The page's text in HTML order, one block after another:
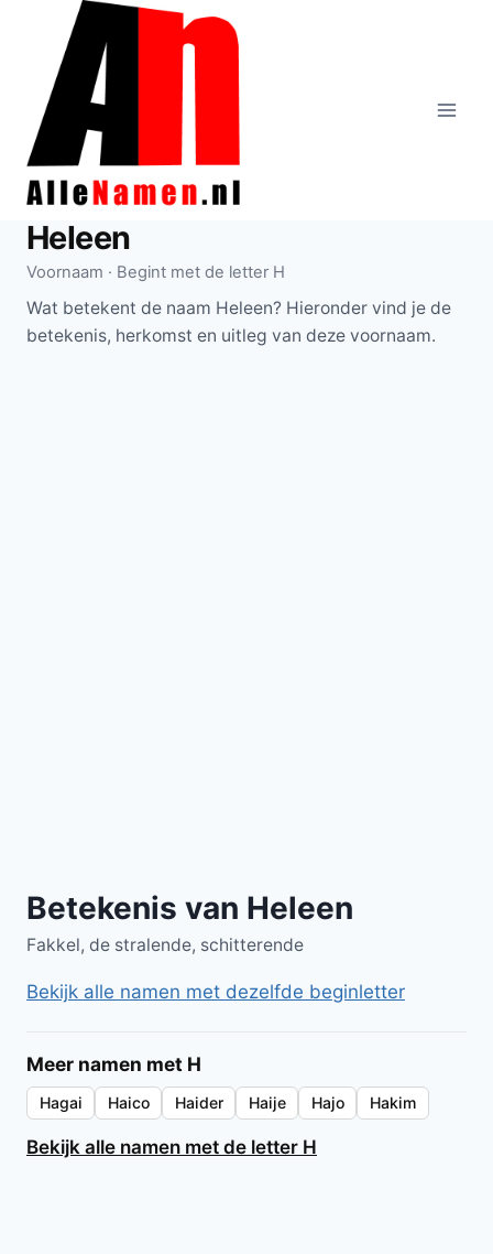
Doorgaan
inhoud
Heleen
Voornaam · Begint met de letter H
Wat betekent de naam Heleen? Hieronder vind je de
betekenis, herkomst en uitleg van deze voornaam.
Betekenis van Heleen
Fakkel, de stralende, schitterende
Bekijk alle namen met dezelfde beginletter
Meer namen met H
Hagai Haico Haider Haije Hajo Hakim
Bekijk alle namen met de letter H